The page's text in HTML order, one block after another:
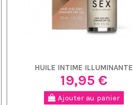
HUILE INTIME ILLUMINANTE
19,95 €
Ajouter au panier